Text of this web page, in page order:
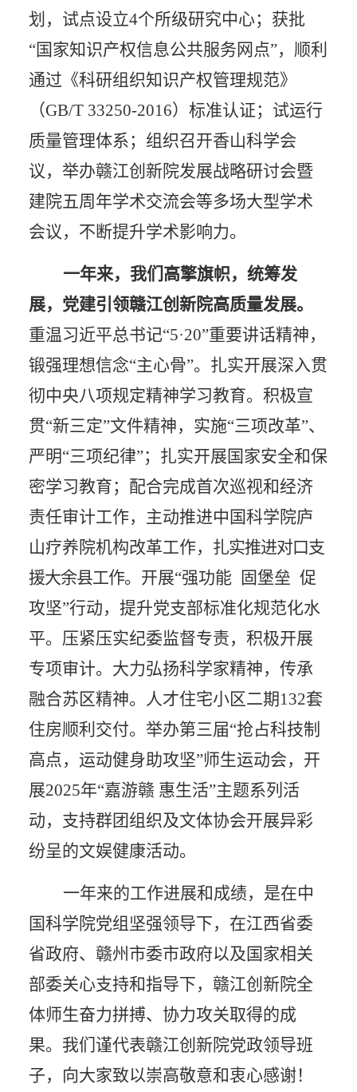
划 ，试点设立4个所级研究中心；获批
“国家知识产权信息公共服务网点”，顺利
通过《科研组织知识产权管理规范》
（GB/T 33250-2016）标准认证；试运行
质量管理体系；组织召开香山科学会
议，举办赣江创新院发展战略研讨会暨
建院五周年学术交流会等多场大型学术
会议，不断提升学术影响力。
一年来，我们高擎旗帜，统筹发
展，党建引领赣江创新院高质量发展。
重温习近平总书记“5·20”重要讲话精神，
锻强理想信念“主心骨”。扎实开展深入贯
彻中央八项规定精神学习教育。积极宣
贯“新三定”文件精神，实施“三项改革”、
严明“三项纪律”；扎实开展国家安全和保
密学习教育；配合完成首次巡视和经济
责任审计工作，主动推进中国科学院庐
山疗养院机构改革工作， 扎实推进对口支
援大余县工作。 开展“强功能 固堡垒 促
攻坚”行动，提升党支部标准化规范化水
平。压紧压实纪委监督专责，积极开展
专项审计。大力弘扬科学家精神，传承
融合苏区精神。人才住宅小区二期 132套
住房顺利交付。举办第三届“抢占科技制
高点，运动健身助攻坚”师生运动会，开
展2025年“嘉游赣 惠生活”主题系列活
动，支持群团组织及文体协会开展异彩
纷呈的文娱健康活动。
一年来的工作进展和成绩，是在中
国科学院党组坚强领导下，在江西省委
省政府、赣州市委市政府以及国家相关
部委关心支持和指导下，赣江创新院全
体师生奋力拼搏、协力攻关取得的成
果。我们谨代表赣江创新院党政领导班
子，向大家致以崇高敬意和衷心感谢！